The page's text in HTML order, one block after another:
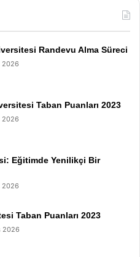
Randevu Alma Süreci
2026
Taban Puanları 2023
2026
Eğitimde Yenilikçi Bir
2026
Taban Puanları 2023
2026